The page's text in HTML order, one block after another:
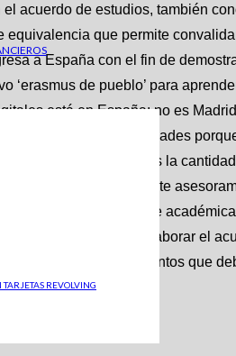
REVOLVING
acuerdo de estudios, también
equivalencia que permite
a España con el fin de
‘erasmus de pueblo’ para
está en España: no es
entre las universidades
en que «no es la
cómo se explica». Este
y abarca tanto la parte
al estudiante a elaborar el
de los requerimientos que